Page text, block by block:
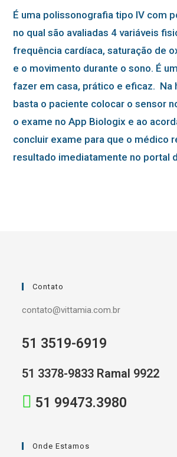
É uma polissonografia tipo IV com
no qual são avaliadas 4 variáveis
frequência cardíaca, saturação de
e o movimento durante o sono. É
fazer em casa, prático e eficaz. Na
basta o paciente colocar o sensor
o exame no App Biologix e ao
concluir exame para que o médico
resultado imediatamente no portal
Contato
contato@vittamia.com.br
51 3519-6919
51 3378-9833 Ramal 9922
51 99473.3980
Onde Estamos